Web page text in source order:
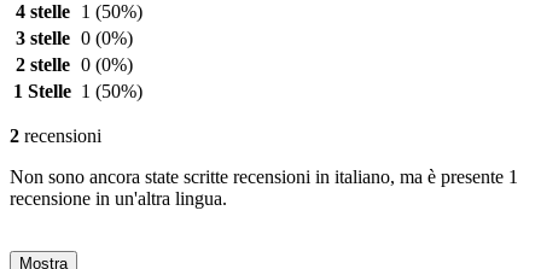
4 stelle
1 (50%)
3 stelle 0 (0%)
2 stelle 0 (0%)
1 Stelle 1 (50%)
2 recensioni
Non sono ancora state scritte recensioni in italiano, ma è presente 1
recensione in un'altra lingua.
Mostra